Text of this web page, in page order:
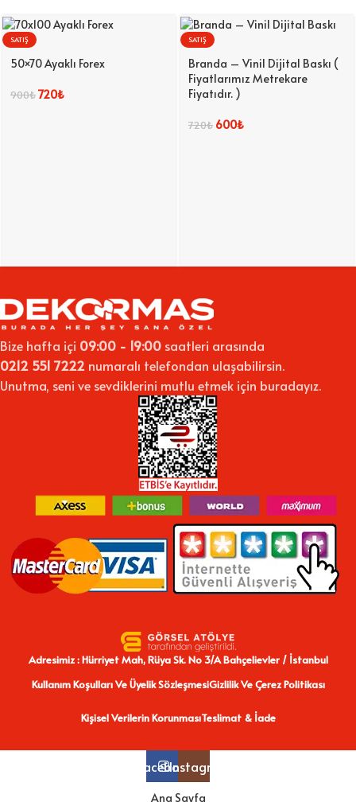
SATIŞ
50×70 Ayaklı Forex
900₺720₺
SATIŞ
Branda – Vinil Dijital Baskı (
Fiyatlarımız Metrekare
Fiyatıdır. )
720₺ 600₺
Bize hafta içi 09:00 - 19:00 saatleri arasında
0212 551 7222 numaralı telefondan ulaşabilirsin.
Unutma, seni ve sevdiklerini mutlu etmek için buradayız.
Adresimiz : Hürriyet Mah, Rüya Sk. No 3/A Bahçelievler / İstanbul
Kullanım Koşulları Ve Üyelik SözleşmesiGizlilik Ve Çerez Politikası
Kişisel Verilerin KorunmasıTeslimat & İade
FacebookInstagram
Ana Sayfa